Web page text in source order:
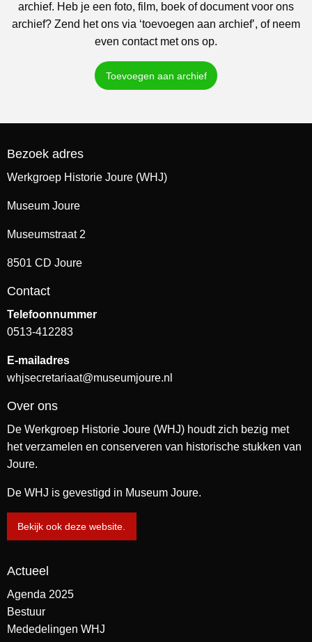
archief. Heb je een foto, film, boek of document voor ons
archief? Zend het ons via ‘toevoegen aan archief’, of neem
even contact met ons op.
Toevoegen aan archief
Bezoek adres
Werkgroep Historie Joure (WHJ)
Museum Joure
Museumstraat 2
8501 CD Joure
Contact
Telefoonnummer
0513-412283
E-mailadres
whjsecretariaat@museumjoure.nl
Over ons
De Werkgroep Historie Joure (WHJ) houdt zich bezig met
het verzamelen en conserveren van historische stukken van
Joure.
De WHJ is gevestigd in Museum Joure.
Bekijk ook deze website.
Actueel
Agenda 2025
Bestuur
Mededelingen WHJ